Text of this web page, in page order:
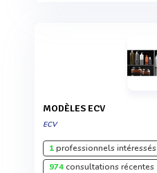
MODÈLES ECV
ECV
1professionnels intéressés
974consultations récentes